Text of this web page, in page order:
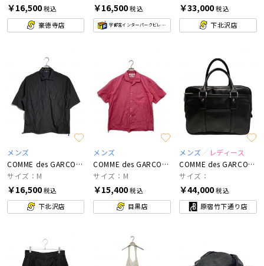
￥16,500税込
豪徳寺店
￥16,500税込
宇都宮インターパークビレッジ店
￥33,000税込
下北沢店
メンズ
COMME des GARCONS HOMME
サイズ：M
￥16,500税込
下北沢店
メンズ
COMME des GARCONS SHIRT
サイズ：M
￥15,400税込
目黒店
メンズ
レディース
COMME des GARCONS
サイズ：
￥44,000税込
原宿竹下通り店